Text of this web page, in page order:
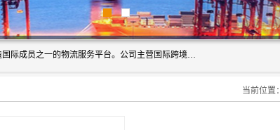
深圳市博冠国际物流有限公司是一家国际化物流公司，致力于打造国际成员之一的物流服务平台。公司主营国际跨境运输业务，提供国际快递、FBA空派专线、国际海空运、国际空运专线、中欧铁路运输等国际海空运、国际快递、国际铁路运输及跨境专线物流等各类进出口运输方面的业务。
当前位置：